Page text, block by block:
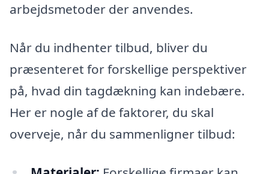
arbejdsmetoder der anvendes.
Når du indhenter tilbud, bliver du
præsenteret for forskellige perspektiver
på, hvad din tagdækning kan indebære.
Her er nogle af de faktorer, du skal
overveje, når du sammenligner tilbud: